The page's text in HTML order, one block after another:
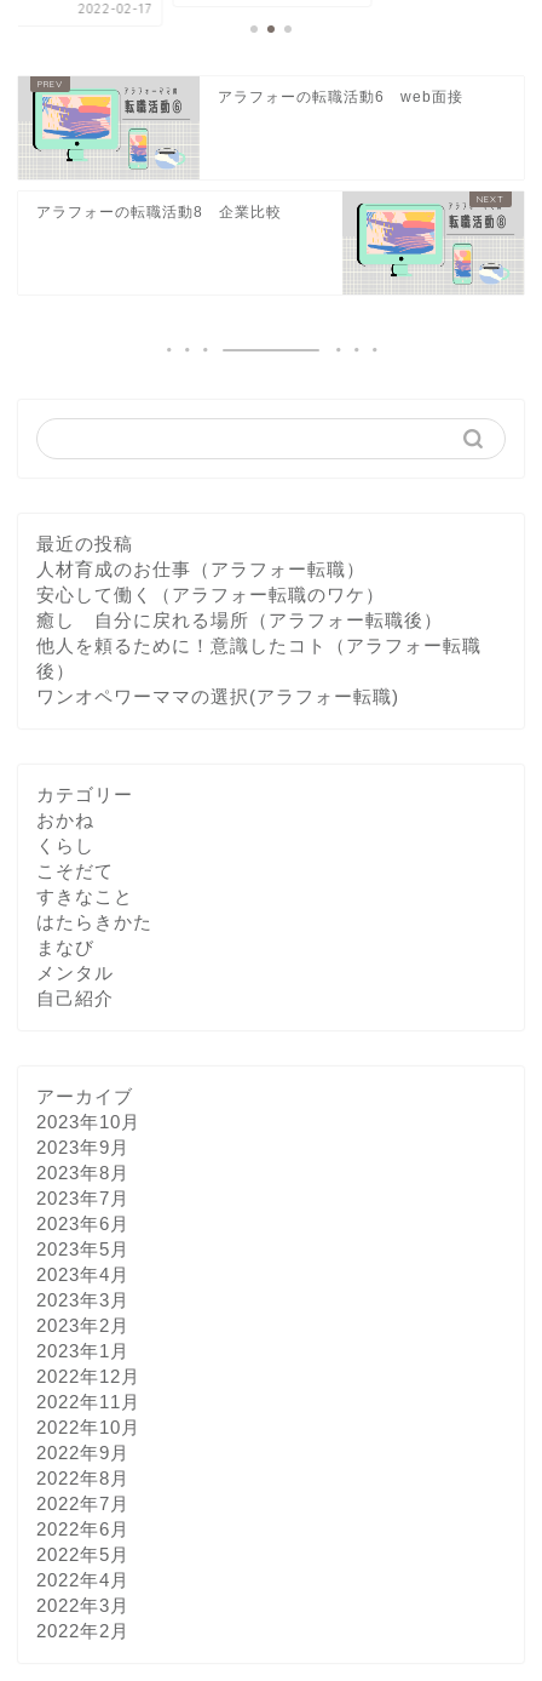
2022-02-17
アラフォーの転職活動6 web面接
アラフォーの転職活動8 企業比較
最近の投稿
人材育成のお仕事（アラフォー転職）
安心して働く（アラフォー転職のワケ）
癒し 自分に戻れる場所（アラフォー転職後）
他人を頼るために！意識したコト（アラフォー転職
後）
ワンオペワーママの選択(アラフォー転職)
カテゴリー
おかね
くらし
こそだて
すきなこと
はたらきかた
まなび
メンタル
自己紹介
アーカイブ
2023年10月
2023年9月
2023年8月
2023年7月
2023年6月
2023年5月
2023年4月
2023年3月
2023年2月
2023年1月
2022年12月
2022年11月
2022年10月
2022年9月
2022年8月
2022年7月
2022年6月
2022年5月
2022年4月
2022年3月
2022年2月